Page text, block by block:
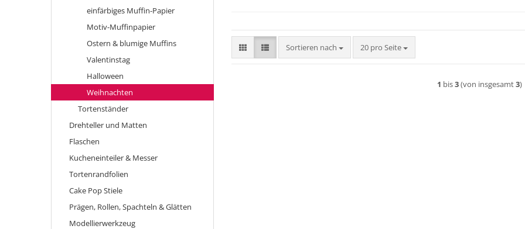
Sortieren nach
Sortieren nach 20 pro Seite
pro Seite
1 bis3(von insgesamt3)
einfärbiges Muffin-Papier
Motiv-Muffinpapier
Ostern & blumige Muffins
Valentinstag
Halloween
Weihnachten
Tortenständer
Drehteller und Matten
Flaschen
Kucheneinteiler & Messer
Tortenrandfolien
Cake Pop Stiele
Prägen, Rollen, Spachteln & Glätten
Modellierwerkzeug